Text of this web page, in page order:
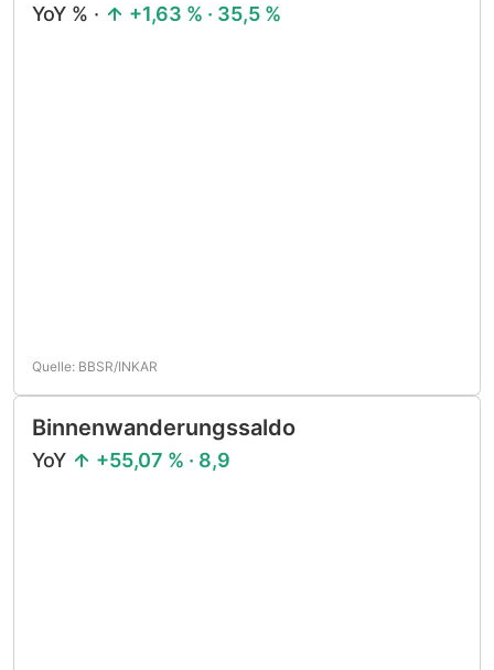
YoY % · +1,63 % · 35,5 %
Quelle: BBSR/INKAR
Binnenwanderungssaldo
YoY +55,07 % · 8,9